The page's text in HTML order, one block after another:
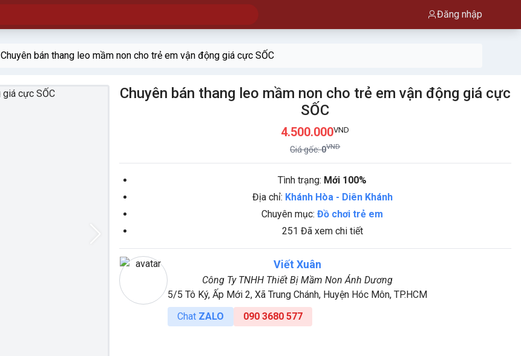
Đăng nhập
Chuyên bán thang leo mầm non cho trẻ em vận động giá cực SỐC
Chuyên bán thang leo mầm non cho trẻ em vận động giá cực
SỐC
4.500.000VND
Giá gốc:0VND
Tình trạng: Mới 100%
Địa chỉ: Khánh Hòa - Diên Khánh
Chuyên mục:Đồ chơi trẻ em
251 Đã xem chi tiết
Viết Xuân
Công Ty TNHH Thiết Bị Mầm Non Ánh Dương
5/5 Tô Ký, Ấp Mới 2, Xã Trung Chánh, Huyện Hóc Môn, TP.HCM
Chat ZALO 090 3680 577